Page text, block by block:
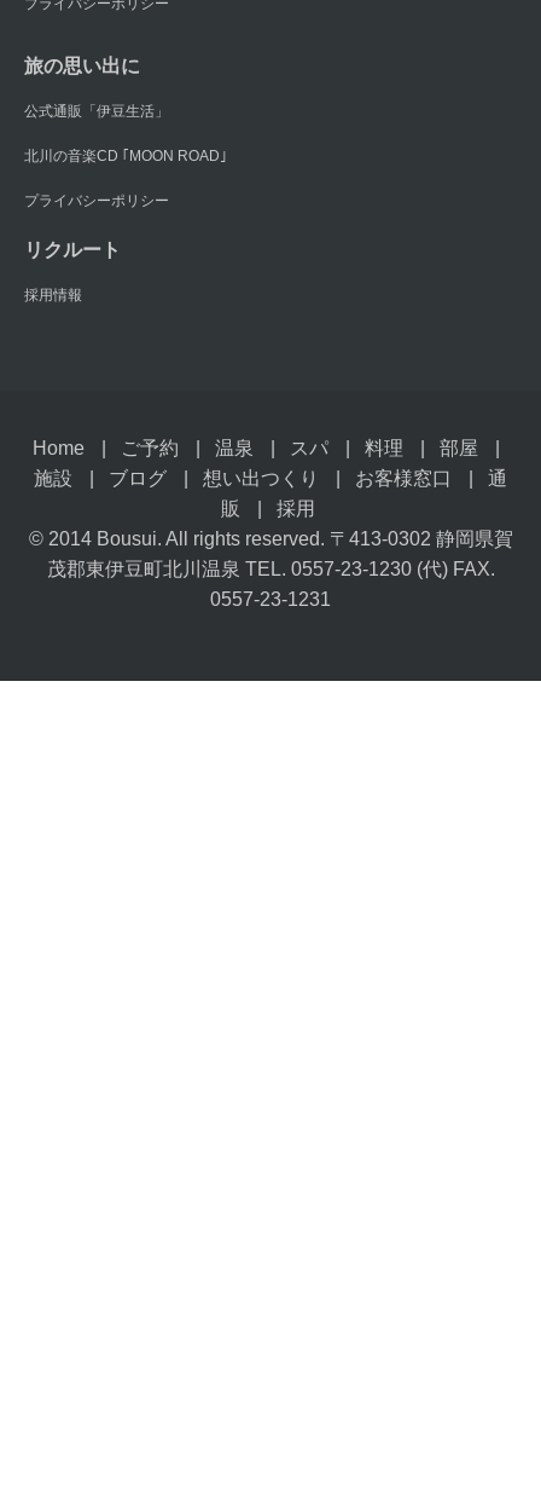
プライバシーポリシー
旅の思い出に
公式通販「伊豆生活」
北川の音楽CD ｢MOON ROAD｣
プライバシーポリシー
リクルート
採用情報
Home ご予約 温泉 スパ 料理
部屋
施設
ブログ 想い出つくり お客様窓口
通
販
採用
© 2014 Bousui. All rights reserved. 〒413-0302 静岡県賀
茂郡東伊豆町北川温泉 TEL. 0557-23-1230 (代) FAX.
0557-23-1231